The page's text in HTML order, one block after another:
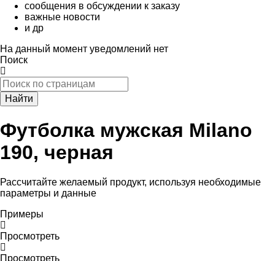
сообщения в обсуждении к заказу
важные новости
и др
На данный момент уведомлений нет
Поиск
Найти
Футболка мужская Milano
190, черная
Рассчитайте желаемый продукт, используя необходимые
параметры и данные
Примеры
Просмотреть
Просмотреть